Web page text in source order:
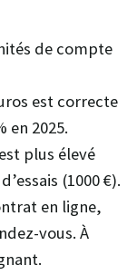
de compte
est correcte
en 2025.
plus élevé
(1000 €).
en ligne,
vous. À